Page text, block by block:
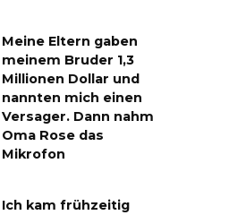
Meine Eltern gaben
meinem Bruder 1,3
Millionen Dollar und
nannten mich einen
Versager. Dann nahm
Oma Rose das
Mikrofon
Ich kam frühzeitig